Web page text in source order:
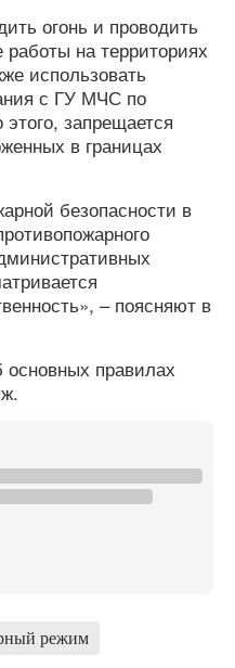
огонь и проводить
на территориях
использовать
с ГУ МЧС по
запрещается
в границах
безопасности в
– поясняют в
основных правилах
режим